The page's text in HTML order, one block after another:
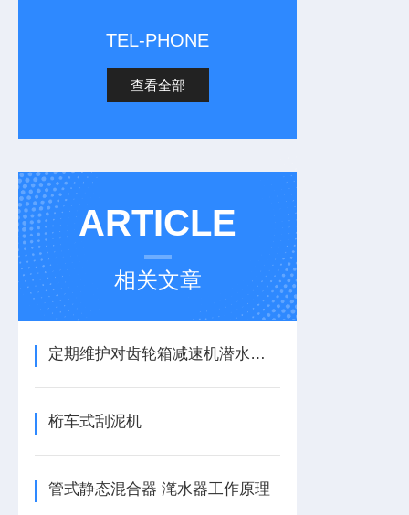
TEL-PHONE
查看全部
ARTICLE
相关文章
定期维护对齿轮箱减速机潜水推进器性能的影响及意义
桁车式刮泥机
管式静态混合器 滗水器工作原理